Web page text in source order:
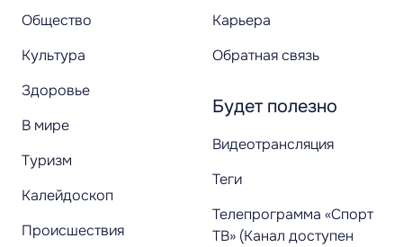
Общество
Культура
Здоровье
В мире
Туризм
Калейдоскоп
Происшествия
Карьера
Обратная связь
Будет полезно
Видеотрансляция
Теги
Телепрограмма «Спорт
ТВ» (Канал доступен